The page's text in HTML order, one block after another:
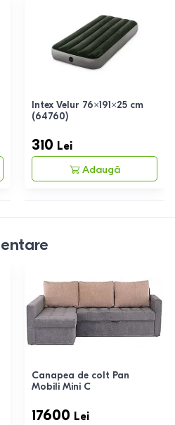
Intex Velur 76×191×25 cm
(64760)
310 Lei
Adaugă
Canapea de colt Pan
Mobili Mini C
17600 Lei